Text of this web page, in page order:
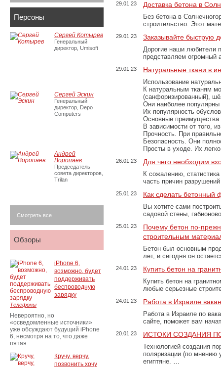
29.01.23 Доставка бетона в
Без бетона в
строительство. Этот
29.01.23 Заказывайте быструю
Дорогие наши любители
представляем огромный
29.01.23 Натуральные ткани в
Использование
К натуральным тканям
(санфоризированный),
Они наиболее популярны
Их популярность
Основные преимущества
В зависимости от того,
Прочность. При
Безопасность. Они
Просты в уходе. Их
26.01.23 Для чего необходим
К сожалению,
часть причин
25.01.23 Как сделать бетонный
Вы хотите сами
садовой стены,
25.01.23
Почему бетон по-
строительным
Бетон был основным
лет, и сегодня он
24.01.23 Купить бетон на
Купить бетон на
любые серьезные
24.01.23 Работа в Израиле
Работа в Израиле по
сайте, поможет вам
20.01.23 ИСТОКИ СОЗДАНИЯ
Технологией создания
поляризации (по
египтяне. …
Персоны
Сергей Котырев
Генеральный
директор, Umisoft
Сергей Эскин
Генеральный
директор, Depo
Computers
Андрей
Воропаев
Председатель
совета директоров,
Trilan
Смотреть все
Обзоры
iPhone 6,
возможно, будет
поддерживать
беспроводную
зарядку
Телефоны
Невероятно, но
«осведомленные источники»
уже обсуждают будущий iPhone
6, несмотря на то, что даже
пятая …
Кручу, верчу,
позвонить хочу